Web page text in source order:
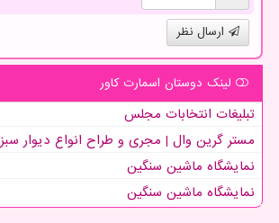
ارسال نظر
لینک دوستان اسمارت كاور
تبلیغات انتخابات مجلس
مستر گرین وال | مجری و طراح انواع دیوار سبز
نمایشگاه ماشین سنگین
نمایشگاه ماشین سنگین